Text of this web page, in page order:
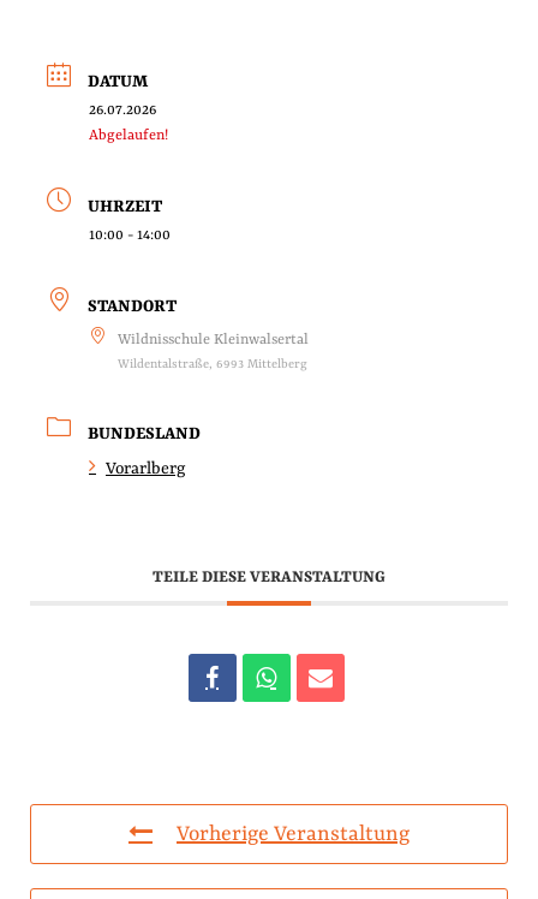
DATUM
26.07.2026
Abgelaufen!
UHRZEIT
10:00 - 14:00
STANDORT
Wildnisschule Kleinwalsertal
Wildentalstraße, 6993 Mittelberg
BUNDESLAND
Vorarlberg
TEILE DIESE VERANSTALTUNG
Vorherige Veranstaltung